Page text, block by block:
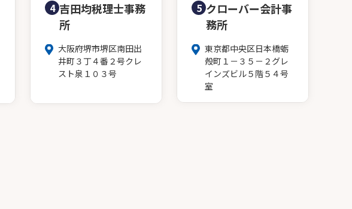
4 吉田均税理士事務
所
大阪府堺市堺区南田出
井町３丁４番２号クレ
スト泉１０３号
5 クローバー会計事
務所
東京都中央区日本橋蛎
殻町１－３５－２グレ
インズビル５階５４号
室